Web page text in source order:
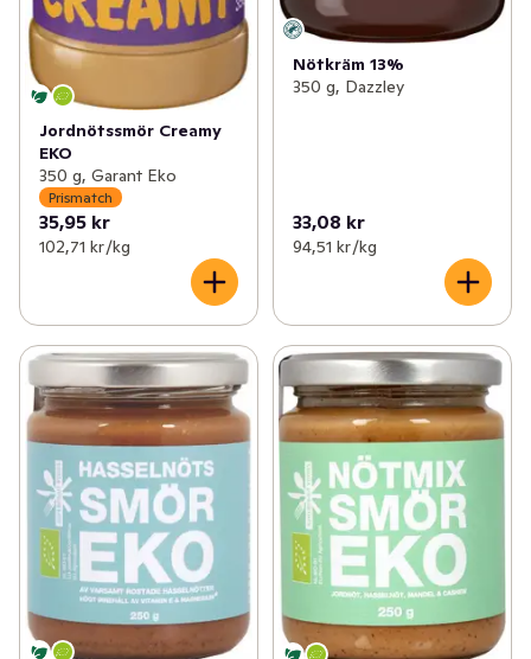
Jordnötssmör Creamy
EKO
350 g, Garant Eko
Prismatch
35,95 kr
102,71 kr /kg
Nötkräm 13%
350 g, Dazzley
33,08 kr
94,51 kr /kg